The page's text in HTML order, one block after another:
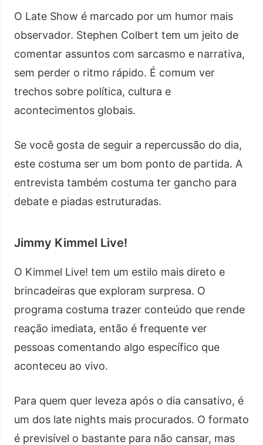
O Late Show é marcado por um humor mais
observador. Stephen Colbert tem um jeito de
comentar assuntos com sarcasmo e narrativa,
sem perder o ritmo rápido. É comum ver
trechos sobre política, cultura e
acontecimentos globais.
Se você gosta de seguir a repercussão do dia,
este costuma ser um bom ponto de partida. A
entrevista também costuma ter gancho para
debate e piadas estruturadas.
Jimmy Kimmel Live!
O Kimmel Live! tem um estilo mais direto e
brincadeiras que exploram surpresa. O
programa costuma trazer conteúdo que rende
reação imediata, então é frequente ver
pessoas comentando algo específico que
aconteceu ao vivo.
Para quem quer leveza após o dia cansativo, é
um dos late nights mais procurados. O formato
é previsível o bastante para não cansar, mas